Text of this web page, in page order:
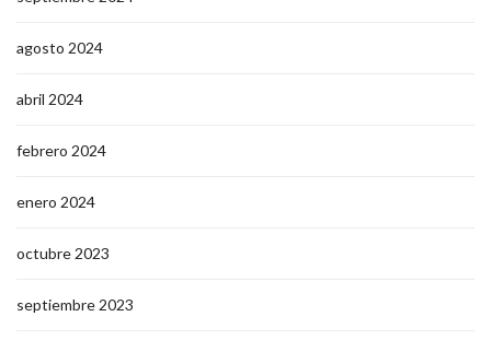
agosto 2024
abril 2024
febrero 2024
enero 2024
octubre 2023
septiembre 2023